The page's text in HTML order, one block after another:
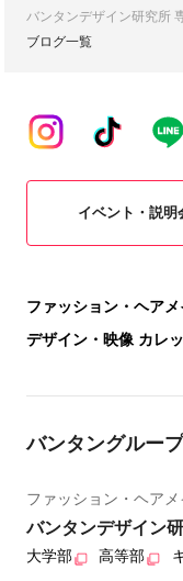
バンタンデザイン研究所
ブログ一覧
ファッション・ヘア
デザイン・映像 カレ
イベント・説明
バンタングルー
ファッション・ヘア
バンタンデザイン
大学部 高等部